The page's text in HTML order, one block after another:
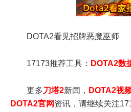
DOTA2看见招牌恶魔巫师
17173推荐工具： DOTA2数
更多刀塔2新闻， DOTA2视
DOTA2官网资讯，请继续关注